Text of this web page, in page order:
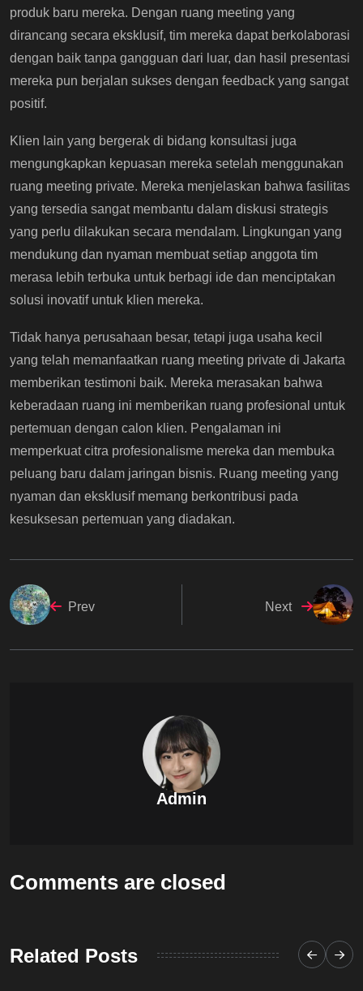
produk baru mereka. Dengan ruang meeting yang
dirancang secara eksklusif, tim mereka dapat berkolaborasi
dengan baik tanpa gangguan dari luar, dan hasil presentasi
mereka pun berjalan sukses dengan feedback yang sangat
positif.
Klien lain yang bergerak di bidang konsultasi juga
mengungkapkan kepuasan mereka setelah menggunakan
ruang meeting private. Mereka menjelaskan bahwa fasilitas
yang tersedia sangat membantu dalam diskusi strategis
yang perlu dilakukan secara mendalam. Lingkungan yang
mendukung dan nyaman membuat setiap anggota tim
merasa lebih terbuka untuk berbagi ide dan menciptakan
solusi inovatif untuk klien mereka.
Tidak hanya perusahaan besar, tetapi juga usaha kecil
yang telah memanfaatkan ruang meeting private di Jakarta
memberikan testimoni baik. Mereka merasakan bahwa
keberadaan ruang ini memberikan ruang profesional untuk
pertemuan dengan calon klien. Pengalaman ini
memperkuat citra profesionalisme mereka dan membuka
peluang baru dalam jaringan bisnis. Ruang meeting yang
nyaman dan eksklusif memang berkontribusi pada
kesuksesan pertemuan yang diadakan.
Prev Next
Admin
Comments are closed
Related Posts